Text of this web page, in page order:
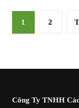
Phân
trang
1 2
Công Ty TNHH